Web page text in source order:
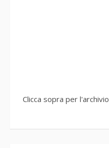
Clicca sopra per l'archivio